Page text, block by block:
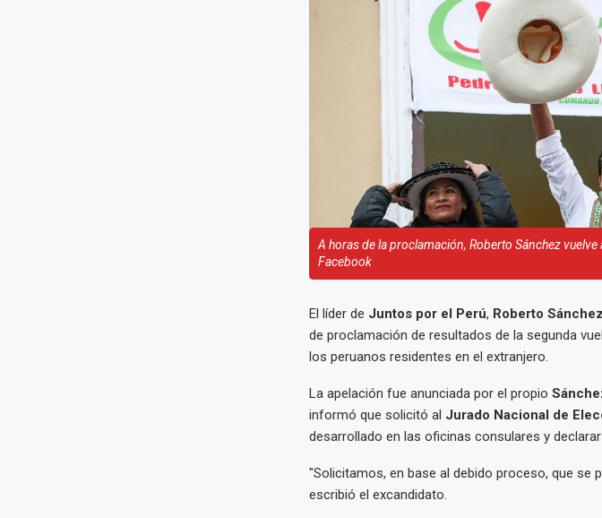
A horas de la proclamación, Roberto Sánchez
Facebook
El líder de Juntos por el Perú, Roberto Sánchez
de proclamación de resultados de la segunda
los peruanos residentes en el extranjero.
La apelación fue anunciada por el propio
informó que solicitó al Jurado Nacional de
desarrollado en las oficinas consulares y
"Solicitamos, en base al debido proceso, que se
escribió el excandidato.